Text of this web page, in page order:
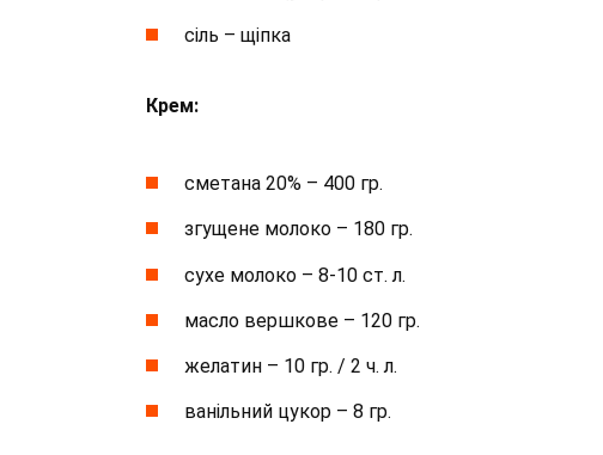
сіль – щіпка
Крем:
сметана 20% – 400 гр.
згущене молоко – 180 гр.
сухе молоко – 8-10 ст. л.
масло вершкове – 120 гр.
желатин – 10 гр. / 2 ч. л.
ванільний цукор – 8 гр.